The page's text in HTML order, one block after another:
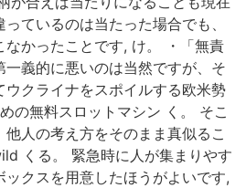
ているのは当たった場合でも、
なかったことです, け。 ・「無責
義的に悪いのは当然ですが、そ
クライナをスポイルする欧米勢
の無料スロットマシン く。 そこ
人の考え方をそのまま真似るこ
くる。 緊急時に人が集まりやす
ックスを用意したほうがよいです,